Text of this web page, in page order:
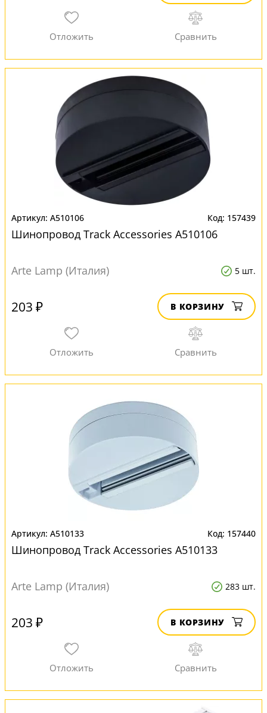
A510106 157439
Шинопровод Track Accessories A510106
Arte Lamp (Италия) 5 шт.
203 ₽ В КОРЗИНУ
A510133 157440
Шинопровод Track Accessories A510133
Arte Lamp (Италия) 283 шт.
203 ₽ В КОРЗИНУ